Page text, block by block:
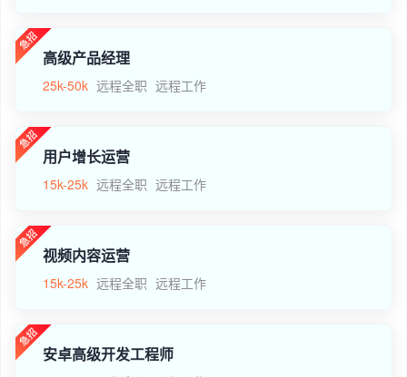
高级产品经理
25k-50k 远程全职 远程工作
用户增长运营
15k-25k 远程全职 远程工作
视频内容运营
15k-25k 远程全职 远程工作
安卓高级开发工程师